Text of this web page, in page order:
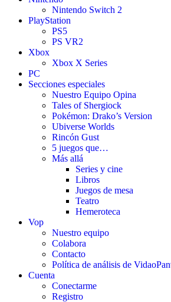
Nintendo Switch 2
PlayStation
PS5
PS VR2
Xbox
Xbox X Series
PC
Secciones especiales
Nuestro Equipo Opina
Tales of Shergiock
Pokémon: Drako’s Version
Ubiverse Worlds
Rincón Gust
5 juegos que…
Más allá
Series y cine
Libros
Juegos de mesa
Teatro
Hemeroteca
Vop
Nuestro equipo
Colabora
Contacto
Política de análisis de
Cuenta
Conectarme
Registro